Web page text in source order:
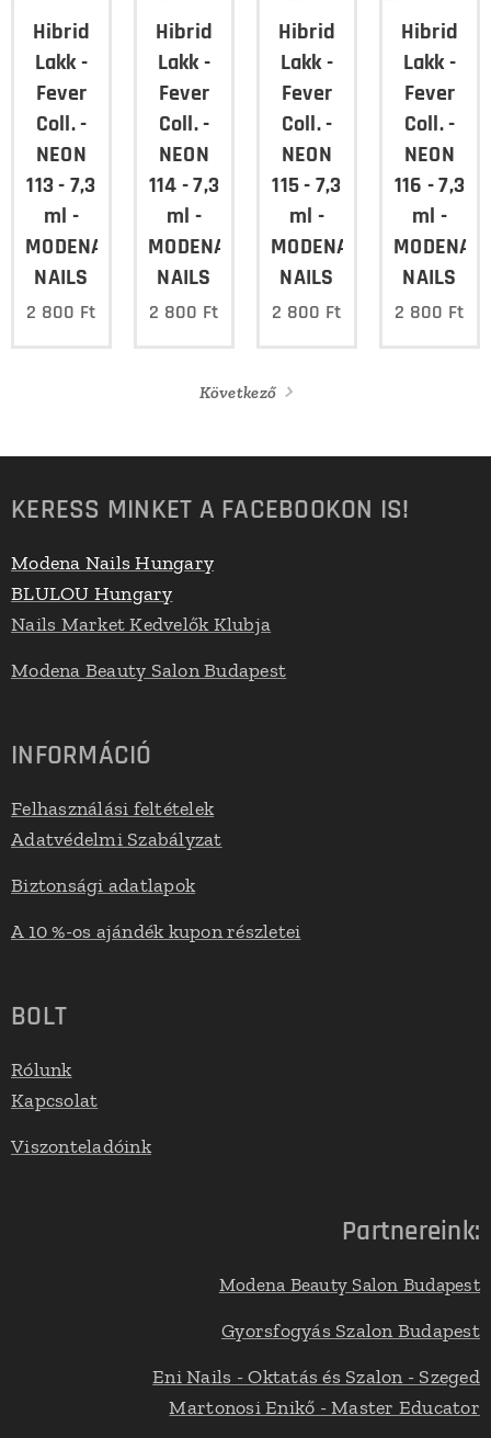
Hibrid
Lakk -
Fever
Coll. -
NEON
113 - 7,3
ml -
MODENA
NAILS
2 800 Ft
Hibrid
Lakk -
Fever
Coll. -
NEON
114 - 7,3
ml -
MODENA
NAILS
2 800 Ft
Hibrid
Lakk -
Fever
Coll. -
NEON
115 - 7,3
ml -
MODENA
NAILS
2 800 Ft
Hibrid
Lakk -
Fever
Coll. -
NEON
116 - 7,3
ml -
MODENA
NAILS
2 800 Ft
Következő
KERESS MINKET A FACEBOOKON IS!
Modena Nails Hungary
BLULOU Hungary
Nails Market Kedvelők Klubja
Modena Beauty Salon Budapest
INFORMÁCIÓ
Felhasználási feltételek
Adatvédelmi Szabályzat
Biztonsági adatlapok
A 10 %-os ajándék kupon részletei
BOLT
Rólunk
Kapcsolat
Viszonteladóink
Partnereink:
Modena Beauty Salon Budapest
Gyorsfogyás Szalon Budapest
Eni Nails - Oktatás és Szalon - Szeged
Martonosi Enikő - Master Educator